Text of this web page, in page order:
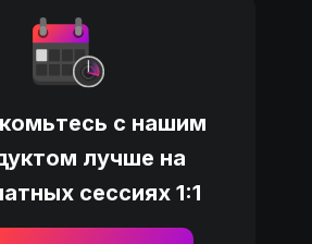
с нашим
лучше на
сессиях 1:1